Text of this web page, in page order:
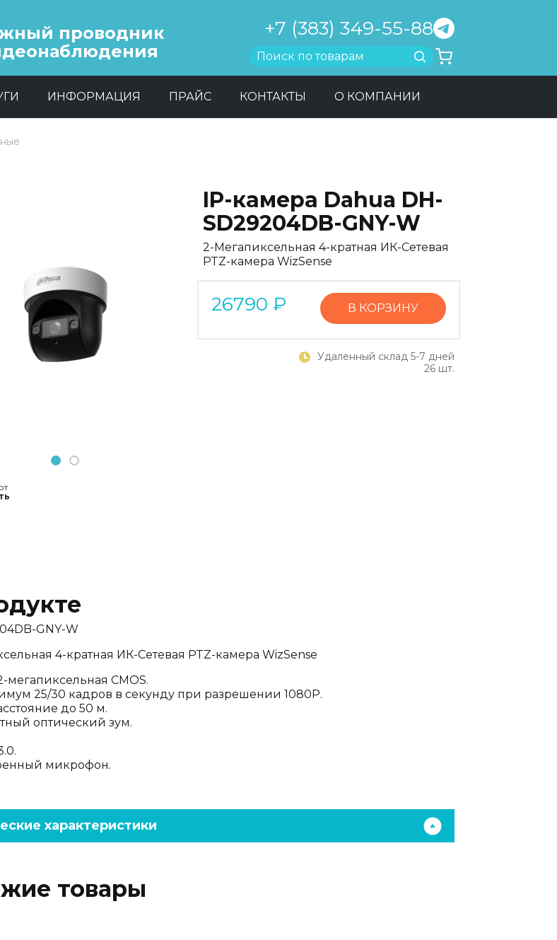
проводник
+7 (383) 349-55-88
Найти
ИНФОРМАЦИЯ ПРАЙС КОНТАКТЫ О КОМПАНИИ
1 2
IP-камера Dahua DH-
SD29204DB-GNY-W
2-Мегапиксельная 4-кратная ИК-Сетевая
PTZ-камера WizSense
26790 ₽ В КОРЗИНУ
Удаленный склад 5-7 дней
26 шт.
GNY-W
4-кратная ИК-Сетевая PTZ-камера WizSense
мегапиксельная CMOS.
25/30 кадров в секунду при разрешении 1080P.
до 50 м.
оптический зум.
микрофон.
характеристики
товары